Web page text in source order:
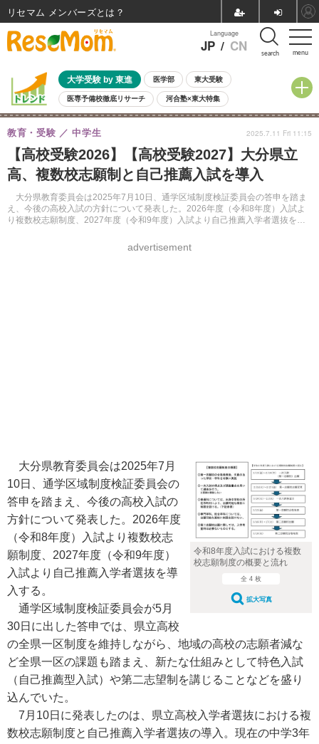
menu
Language
JP / CN search
大学受験 by 東進 医学部 東大受験
医専予備校徹底リサーチ 河合塾×東大特集
親子で考える大学選び 高校受験 中学受験 小学校受験
共通テスト 夏休み
8月開催イベント・WS 全国公立高校 過去問 人気記事
自由研究教材（小学生向け） 自由研究教材（中学生向け） ランキング
【高校受験2026】【高校受験2027】大分県立
高、複数校志願制と自己推薦入試を導入
大分県教育委員会は2025年7月10日、通学区域制度検証委員会の答申を踏ま
え、今後の高校入試の方針について発表した。2026年度（令和8年度）入試よ
り複数校志願制度、2027年度（令和9年度）入試より自己推薦入学者選抜を導
教育・受験 中学生
advertisement
2025.7.11 Fri 11:15
令和8年度入試における複数
校志願制度の概要と流れ
全 4 枚
拡大写真
大分県教育委員会は2025年7月
10日、通学区域制度検証委員会の
答申を踏まえ、今後の高校入試の
方針について発表した。2026年度
（令和8年度）入試より複数校志
願制度、2027年度（令和9年度）
入試より自己推薦入学者選抜を導
入する。
通学区域制度検証委員会が5月
30日に出した答申では、県立高校
の全県一区制度を維持しながら、地域の高校の志願者減な
ど全県一区の課題も踏まえ、新たな仕組みとして特色入試
（自己推薦型入試）や第二志望制を講じることなどを盛り
込んでいた。
7月10日に発表したのは、県立高校入学者選抜における複
数校志願制度と自己推薦入学者選抜の導入。現在の中学3年
リセマム メンバーズ